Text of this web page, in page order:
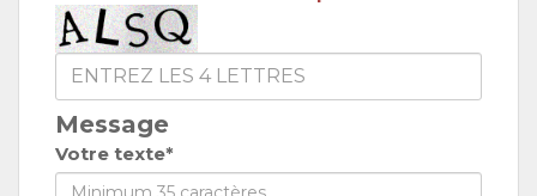
Message
Votre texte*